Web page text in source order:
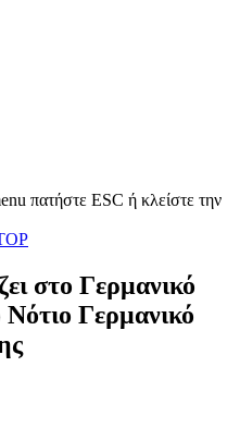
πατήστε ESC ή κλείστε την
στο Γερμανικό
Γερμανικό